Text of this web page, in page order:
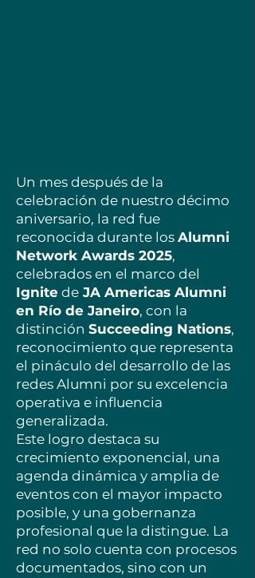
Un mes después de la
celebración de nuestro décimo
aniversario, la red fue
reconocida durante los Alumni
Network Awards 2025,
celebrados en el marco del
Ignite de JA Americas Alumni
en Río de Janeiro, con la
distinción Succeeding Nations,
reconocimiento que representa
el pináculo del desarrollo de las
redes Alumni por su excelencia
operativa e influencia
generalizada.
Este logro destaca su
crecimiento exponencial, una
agenda dinámica y amplia de
eventos con el mayor impacto
posible, y una gobernanza
profesional que la distingue. La
red no solo cuenta con procesos
documentados, sino con un